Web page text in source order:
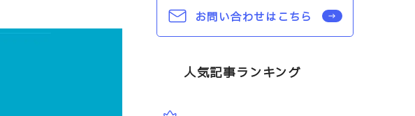
お問い合わせはこちら
人気記事ランキング